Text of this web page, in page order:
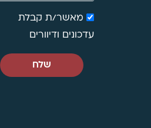
העותרים עתרו כנגד החלטת הועדה
מתחמים מועדפים לדיור (להלן: "
הוחלט לאמץ את החלטות ועדת
") תוך דחיית התנגדות
לבטל את ההחלטות ולהחזיר את
הוראות. למנות מומחה בלתי תלוי,
דעתו ביחס לשיטות הבניה
מאשר/ת קבלת
עדכונים ודיוורים
שלח